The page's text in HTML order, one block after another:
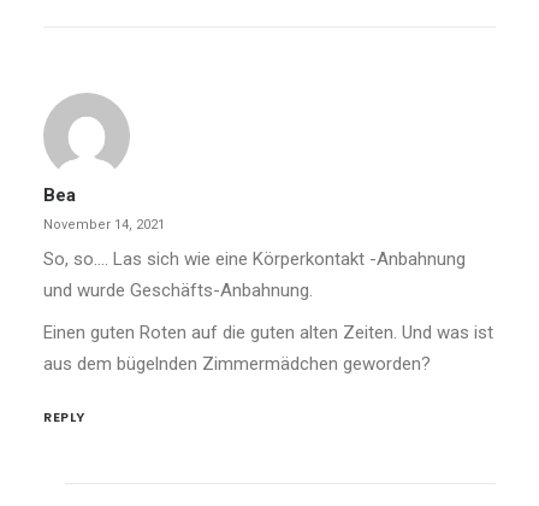
Bea
November 14, 2021
So, so…. Las sich wie eine Körperkontakt -Anbahnung
und wurde Geschäfts-Anbahnung.
Einen guten Roten auf die guten alten Zeiten. Und was ist
aus dem bügelnden Zimmermädchen geworden?
REPLY